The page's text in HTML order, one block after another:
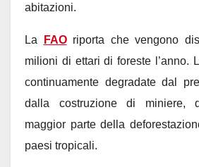
abitazioni.
La FAOriporta che vengono
milioni di ettari di foreste l’anno.
continuamente degradate dal
dalla costruzione di miniere,
maggior parte della
paesi tropicali.